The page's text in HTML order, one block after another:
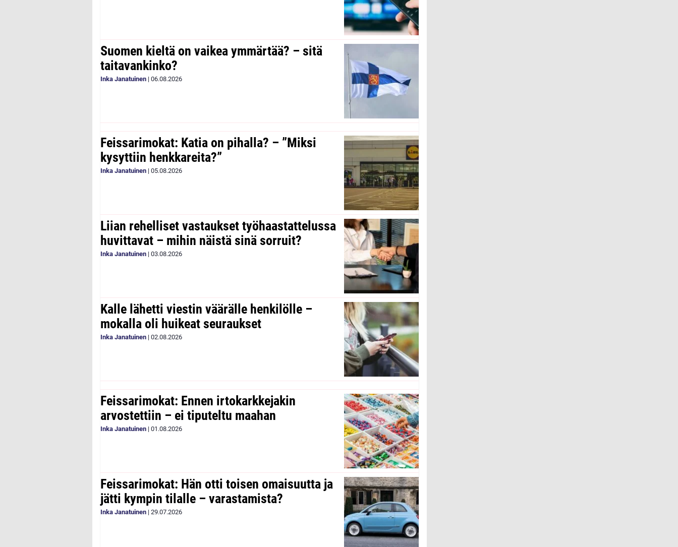
Suomen kieltä on vaikea ymmärtää? – sitä
taitavankinko?
Inka Janatuinen | 06.08.2026
Feissarimokat: Katia on pihalla? – ”Miksi
kysyttiin henkkareita?”
Inka Janatuinen | 05.08.2026
Liian rehelliset vastaukset työhaastattelussa
huvittavat – mihin näistä sinä sorruit?
Inka Janatuinen | 03.08.2026
Kalle lähetti viestin väärälle henkilölle –
mokalla oli huikeat seuraukset
Inka Janatuinen | 02.08.2026
Feissarimokat: Ennen irtokarkkejakin
arvostettiin – ei tiputeltu maahan
Inka Janatuinen | 01.08.2026
Feissarimokat: Hän otti toisen omaisuutta ja
jätti kympin tilalle – varastamista?
Inka Janatuinen | 29.07.2026